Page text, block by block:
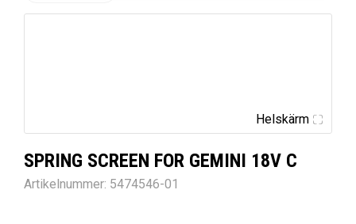
Helskärm
SPRING SCREEN FOR GEMINI 18V C
Artikelnummer: 5474546-01